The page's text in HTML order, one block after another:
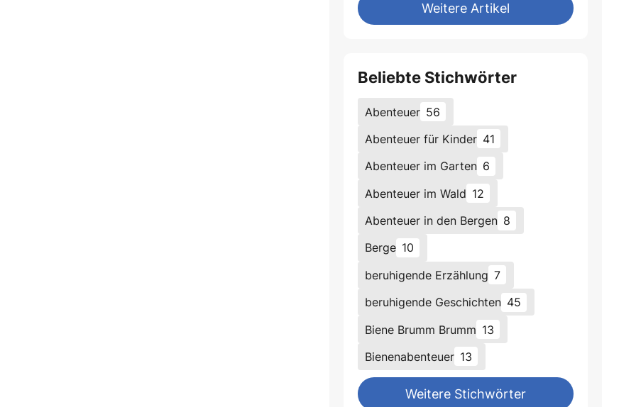
Weitere Artikel
Beliebte Stichwörter
Abenteuer 56
Abenteuer für Kinder 41
Abenteuer im Garten 6
Abenteuer im Wald 12
Abenteuer in den Bergen 8
Berge 10
beruhigende Erzählung 7
beruhigende Geschichten 45
Biene Brumm Brumm 13
Bienenabenteuer 13
Weitere Stichwörter